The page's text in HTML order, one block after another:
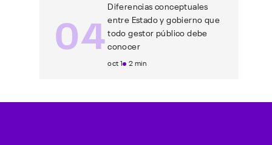
04
Diferencias conceptuales
entre Estado y gobierno que
todo gestor público debe
conocer
oct 1 2 min